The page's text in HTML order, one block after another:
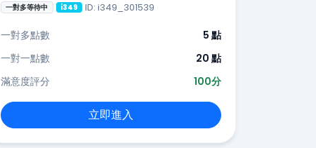
一對多等待中 i349 ID: i349_301539
一對多點數
5 點
一對一點數
20 點
滿意度評分
100分
立即進入